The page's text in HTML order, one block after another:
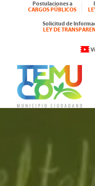
Postulaciones a
CARGOS PÚBLICOS
Solicitud de
LEY DE